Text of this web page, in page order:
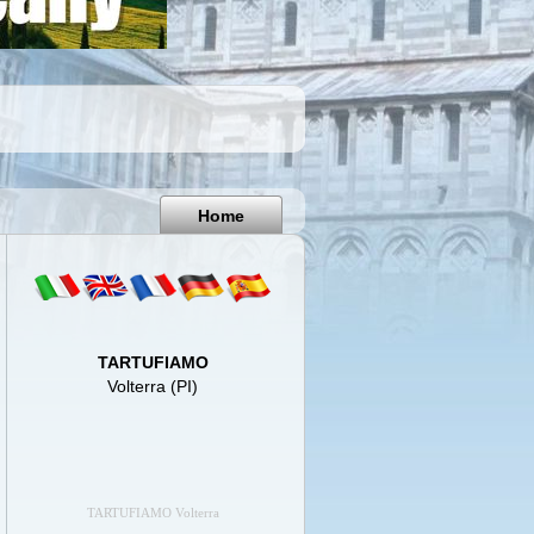
Italy
Home
TARTUFIAMO
Volterra (PI)
TARTUFIAMO Volterra